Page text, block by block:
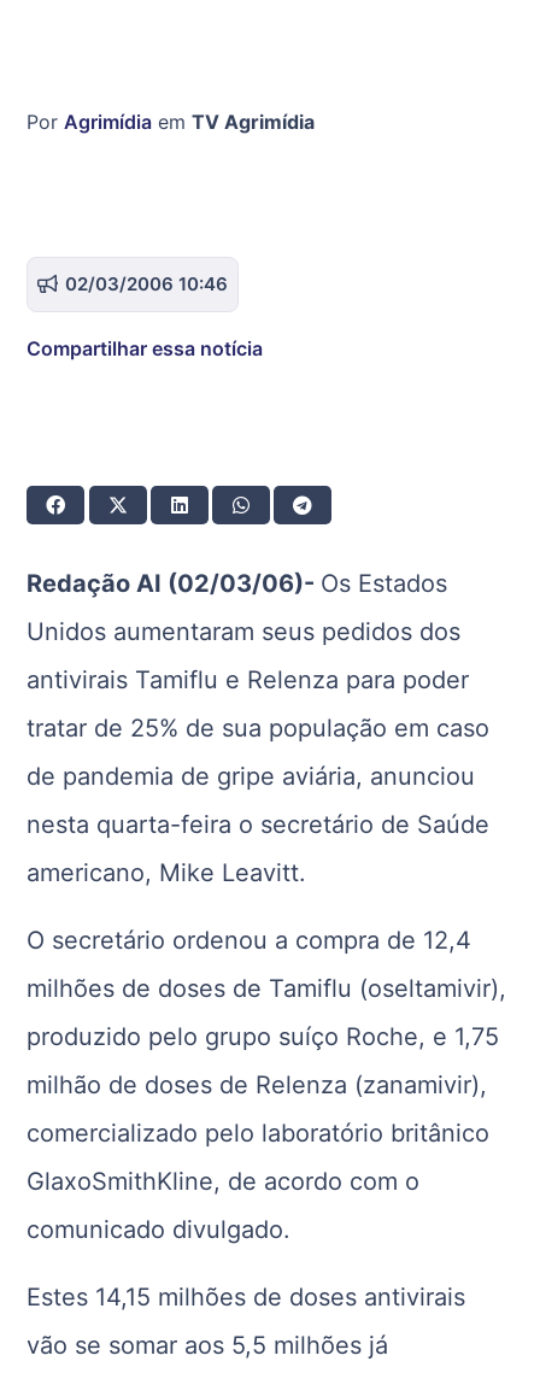
Por Agrimídia em TV Agrimídia
02/03/2006 10:46
Compartilhar essa notícia
Redação AI (02/03/06)- Os Estados
Unidos aumentaram seus pedidos dos
antivirais Tamiflu e Relenza para poder
tratar de 25% de sua população em caso
de pandemia de gripe aviária, anunciou
nesta quarta-feira o secretário de Saúde
americano, Mike Leavitt.
O secretário ordenou a compra de 12,4
milhões de doses de Tamiflu (oseltamivir),
produzido pelo grupo suíço Roche, e 1,75
milhão de doses de Relenza (zanamivir),
comercializado pelo laboratório britânico
GlaxoSmithKline, de acordo com o
comunicado divulgado.
Estes 14,15 milhões de doses antivirais
vão se somar aos 5,5 milhões já